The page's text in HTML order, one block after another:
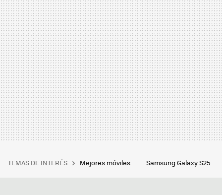
TEMAS DE INTERÉS Mejores móviles Samsung Galaxy S25